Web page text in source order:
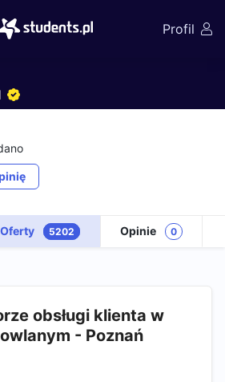
Profil
Oferty 5202 Opinie 0
obsługi klienta w
- Poznań